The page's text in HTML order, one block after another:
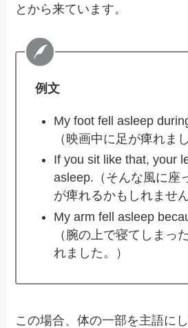
とから来ています。
例文
My foot fell asleep
（映画中に足が痺れま
If you sit like that, your
asleep.（そんな風に座
が痺れるかもしれません
My arm fell asleep
（腕の上で寝てしまっ
れました。）
この場合、体の一部を主語に